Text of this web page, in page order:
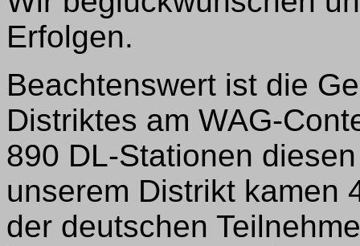
Erfolgen.
Beachtenswert ist die
Distriktes am WAG-
890 DL-Stationen
unserem Distrikt kamen
der deutschen